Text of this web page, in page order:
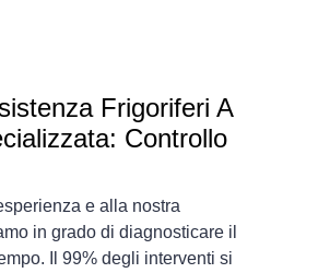
Frigoriferi A
Controllo
e alla nostra
in grado di diagnosticare il
Il 99% degli interventi si